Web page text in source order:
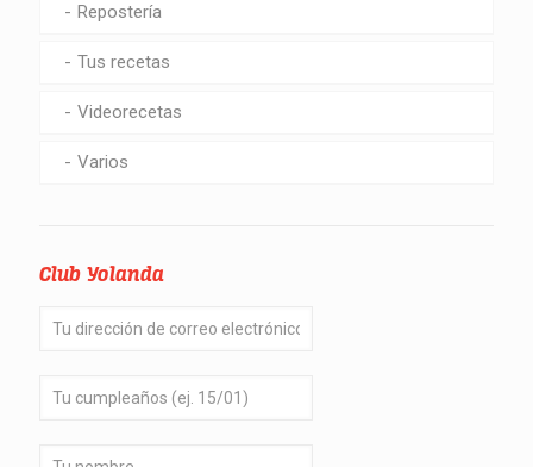
Repostería
Tus recetas
Videorecetas
Varios
Club Yolanda